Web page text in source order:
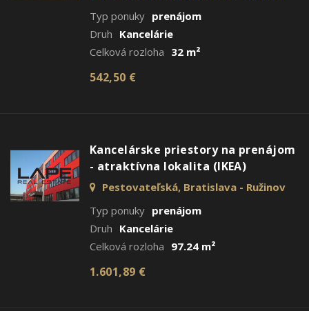
Typ ponuky prenájom
Druh Kancelárie
Celková rozloha 32 m²
542,50 €
Kancelárske priestory na prenájom
- atraktívna lokalita (IKEA)
Pestovateľská, Bratislava - Ružinov
Typ ponuky prenájom
Druh Kancelárie
Celková rozloha 97.24 m²
1.601,89 €